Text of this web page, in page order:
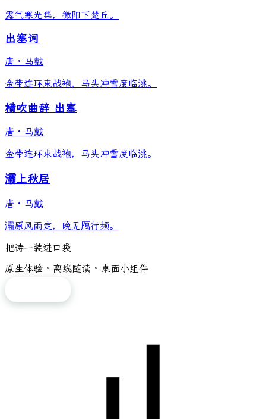
露气寒光集，微阳下楚丘。
出塞词
唐 · 马戴
金带连环束战袍，马头冲雪度临洮。
横吹曲辞 出塞
唐 · 马戴
金带连环束战袍，马头冲雪度临洮。
灞上秋居
唐 · 马戴
灞原风雨定，晚见鴈行频。
把诗一装进口袋
原生体验 · 离线随读 · 桌面小组件